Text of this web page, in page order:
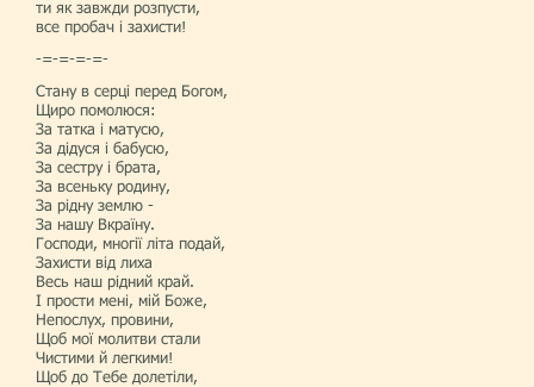
ти як завжди розпусти,
все пробач і захисти!
-=-=-=-=-
Стану в серці перед Богом,
Щиро помолюся:
За татка і матусю,
За дідуся і бабусю,
За сестру і брата,
За всеньку родину,
За рідну землю -
За нашу Вкраїну.
Господи, многії літа подай,
Захисти від лиха
Весь наш рідний край.
І прости мені, мій Боже,
Непослух, провини,
Щоб мої молитви стали
Чистими й легкими!
Щоб до Тебе долетіли,